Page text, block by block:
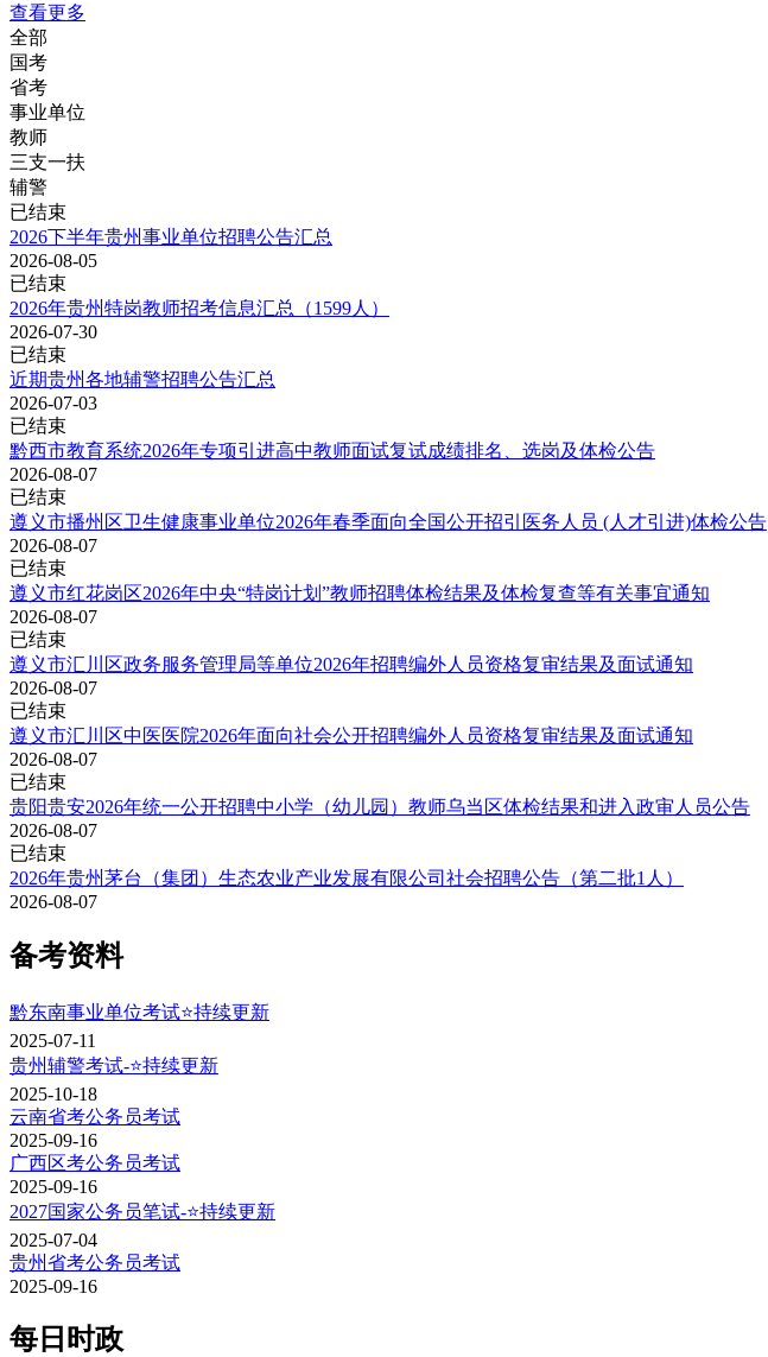
查看更多
全部
国考
省考
事业单位
教师
三支一扶
辅警
已结束
2026下半年贵州事业单位招聘公告汇总
2026-08-05
已结束
2026年贵州特岗教师招考信息汇总（1599人）
2026-07-30
已结束
近期贵州各地辅警招聘公告汇总
2026-07-03
已结束
黔西市教育系统2026年专项引进高中教师面试复试成绩排名、选岗及体检公告
2026-08-07
已结束
遵义市播州区卫生健康事业单位2026年春季面向全国公开招引医务人员 (人才引进)体检公告
2026-08-07
已结束
遵义市红花岗区2026年中央“特岗计划”教师招聘体检结果及体检复查等有关事宜通知
2026-08-07
已结束
遵义市汇川区政务服务管理局等单位2026年招聘编外人员资格复审结果及面试通知
2026-08-07
已结束
遵义市汇川区中医医院2026年面向社会公开招聘编外人员资格复审结果及面试通知
2026-08-07
已结束
贵阳贵安2026年统一公开招聘中小学（幼儿园）教师乌当区体检结果和进入政审人员公告
2026-08-07
已结束
2026年贵州茅台（集团）生态农业产业发展有限公司社会招聘公告（第二批1人）
2026-08-07
备考资料
黔东南事业单位考试⭐持续更新
2025-07-11
贵州辅警考试-⭐持续更新
2025-10-18
云南省考公务员考试
2025-09-16
广西区考公务员考试
2025-09-16
2027国家公务员笔试-⭐持续更新
2025-07-04
贵州省考公务员考试
2025-09-16
每日时政